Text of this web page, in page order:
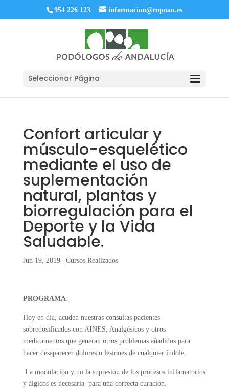
954 226 123 informacion@copoan.es
Seleccionar Página
Confort articular y
músculo-esquelético
mediante el uso de
suplementación
natural, plantas y
biorregulación para el
Deporte y la Vida
Saludable.
Jun 19, 2019| Cursos Realizados
PROGRAMA:
Hoy en día, acuden nuestras consultas pacientes
sobredosificados con AINES, Analgésicos y otros
medicamentos que generan otros problemas añadidos para
hacer desaparecer dolores o lesiones de cualquier índole.
La modulación y no la supresión de los procesos inflamatorios
y álgicos es necesaria para una correcta curación.